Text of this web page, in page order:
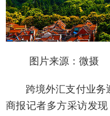
图片来源：微摄
跨境外汇支付业务
商报记者多方采访发